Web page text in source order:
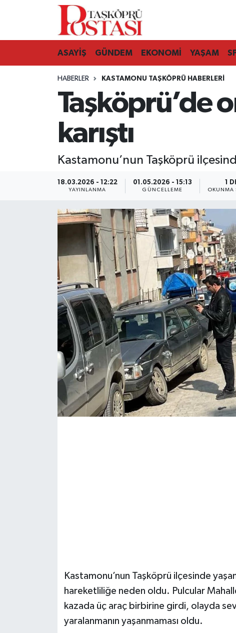
ASAYİŞ GÜNDEM EKONOMİ YAŞAM
HABERLER KASTAMONU TAŞKÖPRÜ HABERLERI
Taşköprü’de
karıştı
Kastamonu’nun Taşköprü
18.03.2026 - 12:22
YAYINLANMA
01.05.2026 - 15:13
GÜNCELLEME
1
OKUNMA
Kastamonu’nun Taşköprü ilçesinde
hareketliliğe neden oldu. Pulcular
kazada üç araç birbirine girdi, olayda
yaralanmanın yaşanmaması oldu.
Kastamonu Vefat Edenler
Araç Haberleri
Azdavay Haberleri
Bozkurt Haberleri
Çatalzeytin Haberleri
Cide Haberleri
Daday Haberleri
Devrekani Haberleri
Doğanyurt Haberleri
Hanönü Haberleri
İhsangazi Haberleri
İnebolu Haberleri
Küre Haberleri
Karadeniz Haberleri
Teknoloji Haberleri